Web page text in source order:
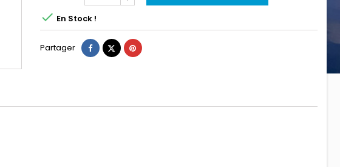
 En Stock !
Partager PartagerTweetPinterest